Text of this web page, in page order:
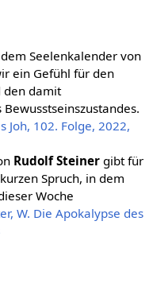
Seelenkalender von
ein Gefühl für den
den damit
Joh, 102. Folge, 2022,
Rudolf Steinergibt für
Spruch, in dem
Woche
W. Die Apokalypse des